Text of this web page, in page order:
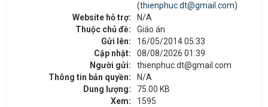
(thienphuc.dt@gmail.com)
Website hỗ trợ:
N/A
Thuộc chủ đề:
Giáo án
Gửi lên:
16/05/2014 05:33
Cập nhật:
08/08/2026 01:39
Người gửi:
thienphuc.dt@gmail.com
Thông tin bản quyền:
N/A
Dung lượng:
75.00 KB
Xem:
1595